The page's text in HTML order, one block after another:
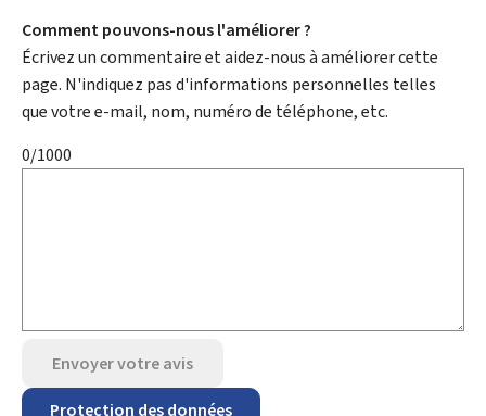
Comment pouvons-nous l'améliorer ?
Écrivez un commentaire et aidez-nous à améliorer cette
page. N'indiquez pas d'informations personnelles telles
que votre e-mail, nom, numéro de téléphone, etc.
0/1000
Envoyer votre avis
Protection des données